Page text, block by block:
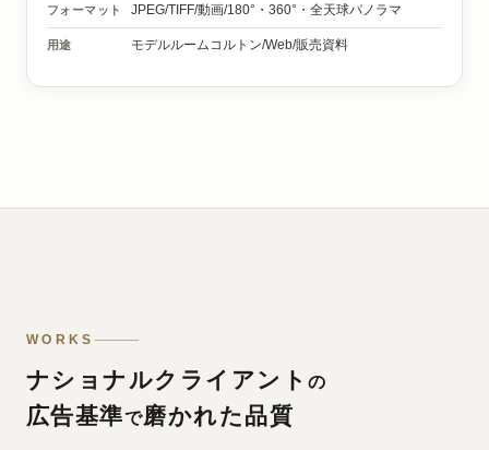
フォーマット JPEG/TIFF/動画/180°・360°・全天球パノラマ
用途 モデルルームコルトン/Web/販売資料
WORKS
ナショナルクライアントの
広告基準で磨かれた品質